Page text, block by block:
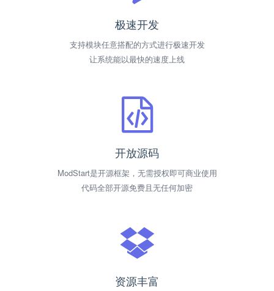
极速开发
支持模块任意搭配的方式进行极速开发
让系统能以最快的速度上线
开放源码
ModStart是开源框架，无需授权即可商业使用
代码全部开源免费且无任何加密
资源丰富